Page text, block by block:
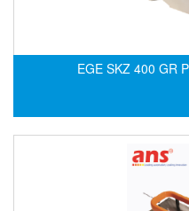
Delmhorst VietNam
EGE SKZ 400 GR